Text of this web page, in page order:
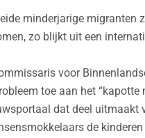
minderjarige migranten
zo blijkt uit een
voor
toe aan het
dat deel uitmaakt
de